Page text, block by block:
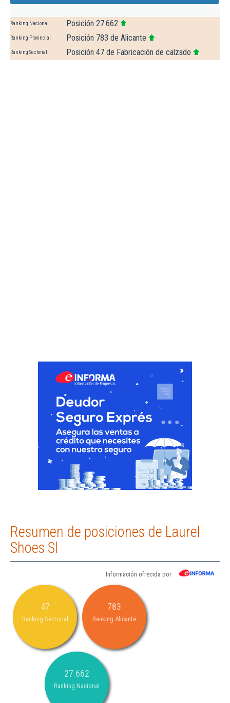
Ranking Nacional Posición 27.662
Ranking Provincial Posición 783 de Alicante
Ranking Sectorial Posición 47 de Fabricación de calzado
Resumen de posiciones de Laurel
Shoes Sl
Información ofrecida por
47
Ranking Sectorial
783
Ranking Alicante
27.662
Ranking Nacional